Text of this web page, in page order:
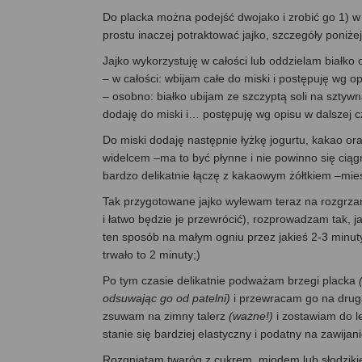
Do placka można podejść dwojako i zrobić go 1)
prostu inaczej potraktować jajko, szczegóły poniżej.
Jajko wykorzystuję w całości lub oddzielam białko
– w całości: wbijam całe do miski i postępuję wg
– osobno: białko ubijam ze szczyptą soli na
dodaję do miski i… postępuję wg opisu w dalszej
Do miski dodaję następnie łyżkę jogurtu, kakao
widelcem –ma to być płynne i nie powinno się
bardzo delikatnie łączę z kakaowym żółtkiem
Tak przygotowane jajko wylewam teraz na
i łatwo będzie je przewrócić), rozprowadzam tak,
ten sposób na małym ogniu przez jakieś 2-3
trwało to 2 minuty;)
Po tym czasie delikatnie podważam brzegi placka
odsuwając go od patelni) i przewracam go na
zsuwam na zimny talerz (ważne!) i zostawiam do
stanie się bardziej elastyczny i podatny na